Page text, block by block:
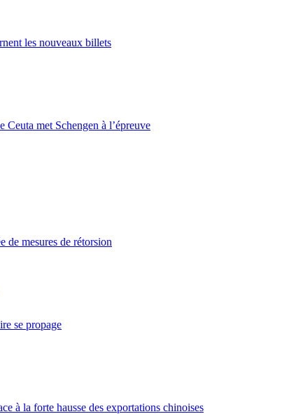
les nouveaux billets
Ceuta met Schengen à l’épreuve
de mesures de rétorsion
se propage
à la forte hausse des exportations chinoises